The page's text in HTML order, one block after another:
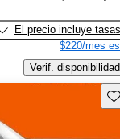
El precio incluye tasas
$220/mes
Verif. disponibilidad